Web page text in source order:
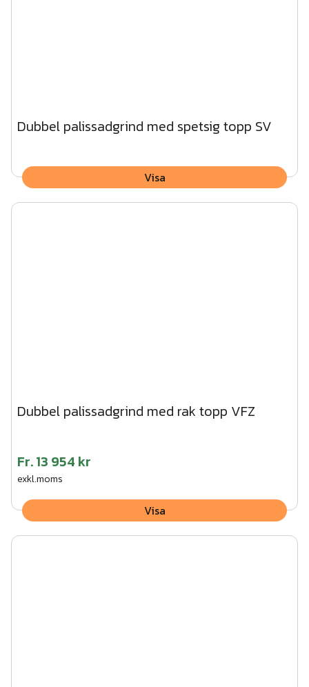
Dubbel palissadgrind med spetsig topp SV
Visa
Dubbel palissadgrind med rak topp VFZ
Fr.13 954 kr
exkl.moms
Visa